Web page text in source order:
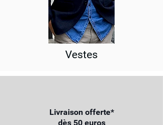
Vestes
Livraison offerte*
dès 50 euros